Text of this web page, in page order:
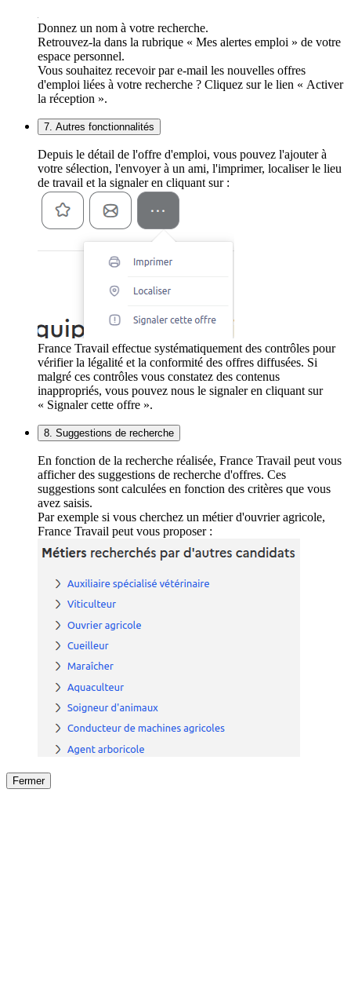
Donnez un nom à votre recherche.
Retrouvez-la dans la rubrique « Mes alertes emploi » de votre
espace personnel.
Vous souhaitez recevoir par e-mail les nouvelles offres
d'emploi liées à votre recherche ? Cliquez sur le lien « Activer
la réception ».
7. Autres fonctionnalités
Depuis le détail de l'offre d'emploi, vous pouvez l'ajouter à
votre sélection, l'envoyer à un ami, l'imprimer, localiser le lieu
de travail et la signaler en cliquant sur :
France Travail effectue systématiquement des contrôles pour
vérifier la légalité et la conformité des offres diffusées. Si
malgré ces contrôles vous constatez des contenus
inappropriés, vous pouvez nous le signaler en cliquant sur
« Signaler cette offre ».
8. Suggestions de recherche
En fonction de la recherche réalisée, France Travail peut vous
afficher des suggestions de recherche d'offres. Ces
suggestions sont calculées en fonction des critères que vous
avez saisis.
Par exemple si vous cherchez un métier d'ouvrier agricole,
France Travail peut vous proposer :
Fermer